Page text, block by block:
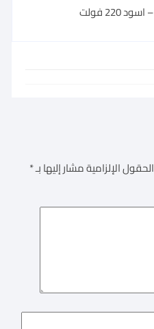
الحقول الإلزامية مشار إليها بـ*